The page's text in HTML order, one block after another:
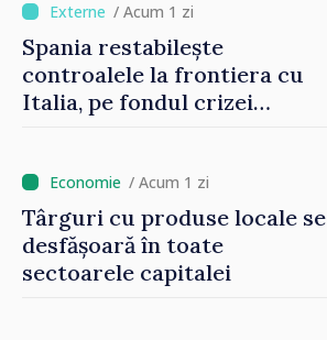
/ Acum 1 zi
Spania restabilește
controalele la frontiera cu
Italia, pe fondul crizei
/ Acum 1 zi
Târguri cu produse locale se
desfășoară în toate
sectoarele capitalei